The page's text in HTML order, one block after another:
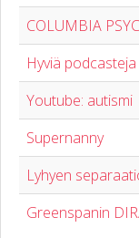
COLUMBIA
Hyviä
Youtube: autismi
Supernanny
Lyhyen
Greenspanin